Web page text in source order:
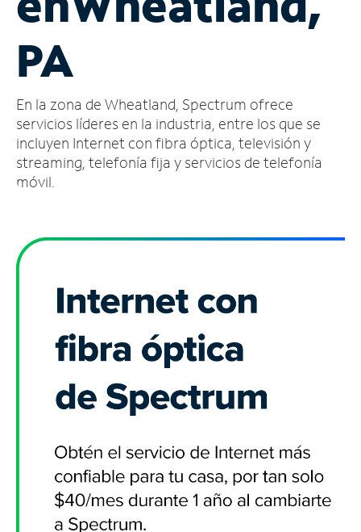
cuenta
Encuentra
tienda
PA
En la zona de Wheatland, Spectrum ofrece
servicios líderes en la industria, entre los que se
incluyen Internet con fibra óptica, televisión y
streaming, telefonía fija y servicios de telefonía
móvil.